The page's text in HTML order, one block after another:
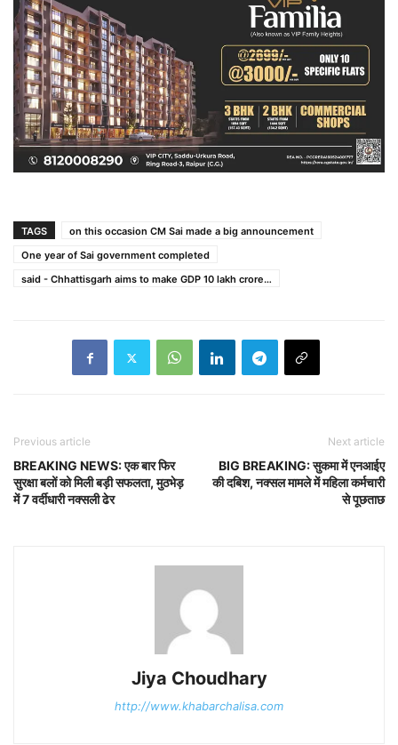
TAGS
on this occasion CM Sai made a big announcement
One year of Sai government completed
said - Chhattisgarh aims to make GDP 10 lakh crore…
Previous article
BREAKING NEWS: एक बार फिर
सुरक्षा बलों को मिली बड़ी सफलता, मुठभेड़
में 7 वर्दीधारी नक्सली ढेर
Next article
BIG BREAKING: सुकमा में एनआईए
की दबिश, नक्सल मामले में महिला कर्मचारी
से पूछताछ
Jiya Choudhary
http://www.khabarchalisa.com